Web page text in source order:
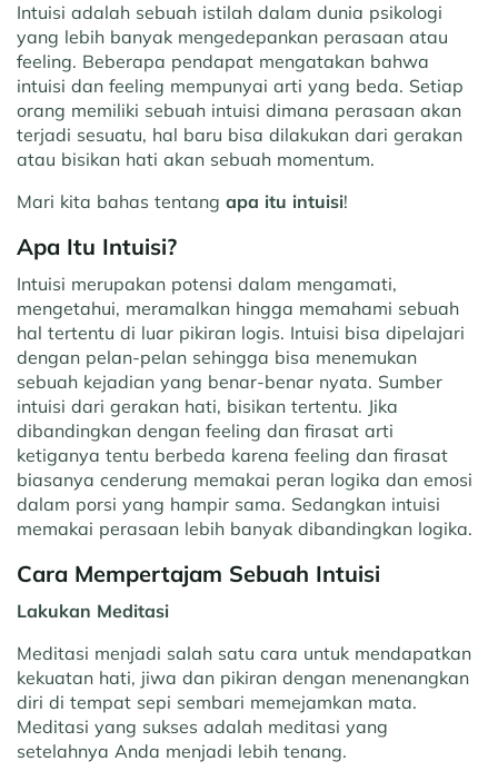
Intuisi adalah sebuah istilah dalam dunia psikologi
yang lebih banyak mengedepankan perasaan atau
feeling. Beberapa pendapat mengatakan bahwa
intuisi dan feeling mempunyai arti yang beda. Setiap
orang memiliki sebuah intuisi dimana perasaan akan
terjadi sesuatu, hal baru bisa dilakukan dari gerakan
atau bisikan hati akan sebuah momentum.
Mari kita bahas tentang apa itu intuisi!
Apa Itu Intuisi?
Intuisi merupakan potensi dalam mengamati,
mengetahui, meramalkan hingga memahami sebuah
hal tertentu di luar pikiran logis. Intuisi bisa dipelajari
dengan pelan-pelan sehingga bisa menemukan
sebuah kejadian yang benar-benar nyata. Sumber
intuisi dari gerakan hati, bisikan tertentu. Jika
dibandingkan dengan feeling dan firasat arti
ketiganya tentu berbeda karena feeling dan firasat
biasanya cenderung memakai peran logika dan emosi
dalam porsi yang hampir sama. Sedangkan intuisi
memakai perasaan lebih banyak dibandingkan logika.
Cara Mempertajam Sebuah Intuisi
Lakukan Meditasi
Meditasi menjadi salah satu cara untuk mendapatkan
kekuatan hati, jiwa dan pikiran dengan menenangkan
diri di tempat sepi sembari memejamkan mata.
Meditasi yang sukses adalah meditasi yang
setelahnya Anda menjadi lebih tenang.